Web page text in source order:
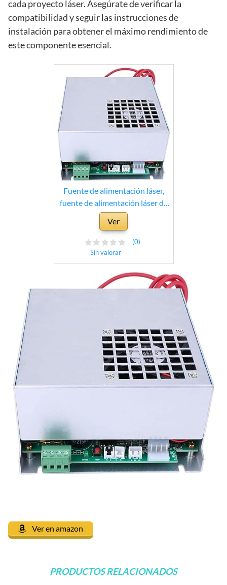
cada proyecto láser. Asegúrate de verificar la
compatibilidad y seguir las instrucciones de
instalación para obtener el máximo rendimiento de
este componente esencial.
Fuente de alimentación láser,
fuente de alimentación láser de
CO2 de aleación de aluminio de
40 W para máquina cortadora de
grabado de tubos láser
Ver
Sin valorar
(0)
Ver en amazon
PRODUCTOS RELACIONADOS